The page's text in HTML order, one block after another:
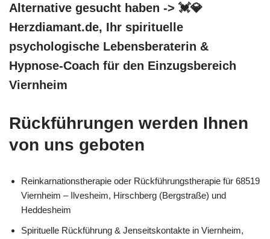
Alternative gesucht haben -> 💓️💎
Herzdiamant.de, Ihr spirituelle
psychologische Lebensberaterin &
Hypnose-Coach für den Einzugsbereich
Viernheim
Rückführungen werden Ihnen
von uns geboten
Reinkarnationstherapie oder Rückführungstherapie für 68519
Viernheim – Ilvesheim, Hirschberg (Bergstraße) und
Heddesheim
Spirituelle Rückführung & Jenseitskontakte in Viernheim,